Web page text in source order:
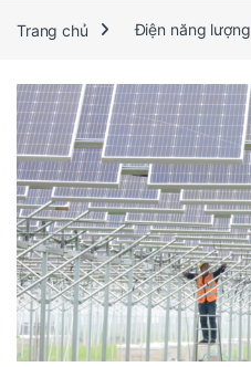
Trang chủ Điện năng lượng